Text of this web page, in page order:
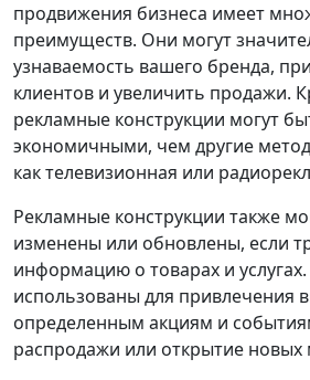
продвижения бизнеса имеет
преимуществ. Они могут
узнаваемость вашего бренда,
клиентов и увеличить продажи.
рекламные конструкции могут
экономичными, чем другие
как телевизионная или
Рекламные конструкции также
изменены или обновлены, если
информацию о товарах и
использованы для привлечения
определенным акциям и
распродажи или открытие новых